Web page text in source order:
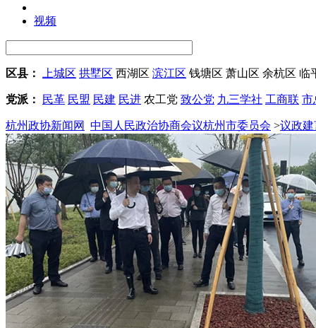
视频
区县： 上城区 拱墅区 西湖区 滨江区 钱塘区 萧山区 余杭区 临
党派： 民革 民盟 民建 民进 农工党 致公党 九三学社 工商联 市
杭州政协新闻网 中国人民政治协商会议杭州市委员会 >议政建